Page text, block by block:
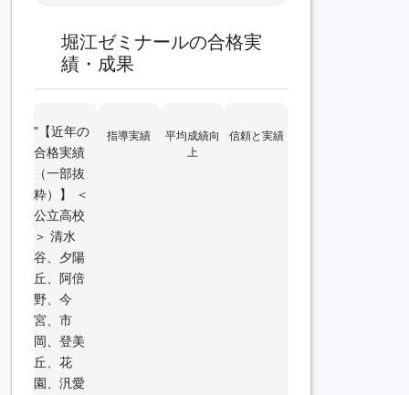
堀江ゼミナールの合格実
績・成果
"【近年の
合格実績
（一部抜
粋）】 ＜
公立高校
＞ 清水
谷、夕陽
丘、阿倍
野、今
宮、市
岡、登美
丘、花
園、汎愛
指導実績
平均成績向
上
信頼と実績